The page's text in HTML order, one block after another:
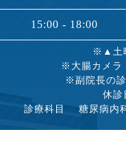
15:00 - 18:00
※▲土
※大腸カメラ
※副院長の
休
診療科目 糖尿病内